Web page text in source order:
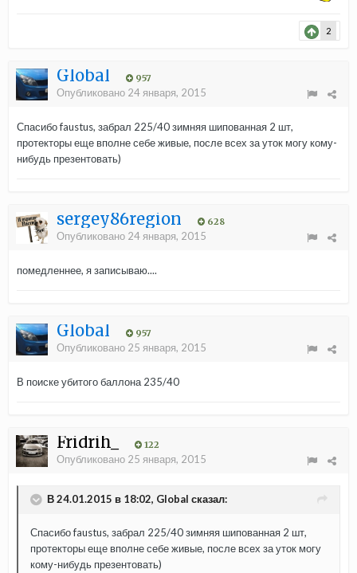
2
Global 957
Опубликовано 24 января, 2015
Спасибо faustus, забрал 225/40 зимняя шипованная 2 шт,
протекторы еще вполне себе живые, после всех за уток могу кому-
нибудь презентовать)
sergey86region 628
Опубликовано 24 января, 2015
помедленнее, я записываю....
Global 957
Опубликовано 25 января, 2015
В поиске убитого баллона 235/40
Fridrih_ 122
Опубликовано 25 января, 2015
В 24.01.2015 в 18:02, Global сказал:
Спасибо faustus, забрал 225/40 зимняя шипованная 2 шт,
протекторы еще вполне себе живые, после всех за уток могу
кому-нибудь презентовать)